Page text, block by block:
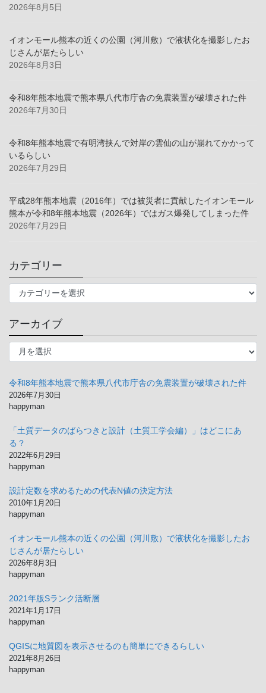
2026年8月5日
イオンモール熊本の近くの公園（河川敷）で液状化を撮影したお
じさんが居たらしい
2026年8月3日
令和8年熊本地震で熊本県八代市庁舎の免震装置が破壊された件
2026年7月30日
令和8年熊本地震で有明湾挟んで対岸の雲仙の山が崩れてかかって
いるらしい
2026年7月29日
平成28年熊本地震（2016年）では被災者に貢献したイオンモール
熊本が令和8年熊本地震（2026年）ではガス爆発してしまった件
2026年7月29日
カテゴリー
テ
リ
ー
アーカイブ
ア
イ
ブ
令和8年熊本地震で熊本県八代市庁舎の免震装置が破壊された件
2026年7月30日
happyman
「土質データのばらつきと設計（土質工学会編）」はどこにあ
る？
2022年6月29日
happyman
設計定数を求めるための代表N値の決定方法
2010年1月20日
happyman
イオンモール熊本の近くの公園（河川敷）で液状化を撮影したお
じさんが居たらしい
2026年8月3日
happyman
2021年版Sランク活断層
2021年1月17日
happyman
QGISに地質図を表示させるのも簡単にできるらしい
2021年8月26日
happyman